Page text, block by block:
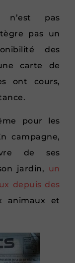
pas
pas un
des
carte de
ont cours,
pour les
campagne,
de ses
jardin, un
depuis des
animaux et